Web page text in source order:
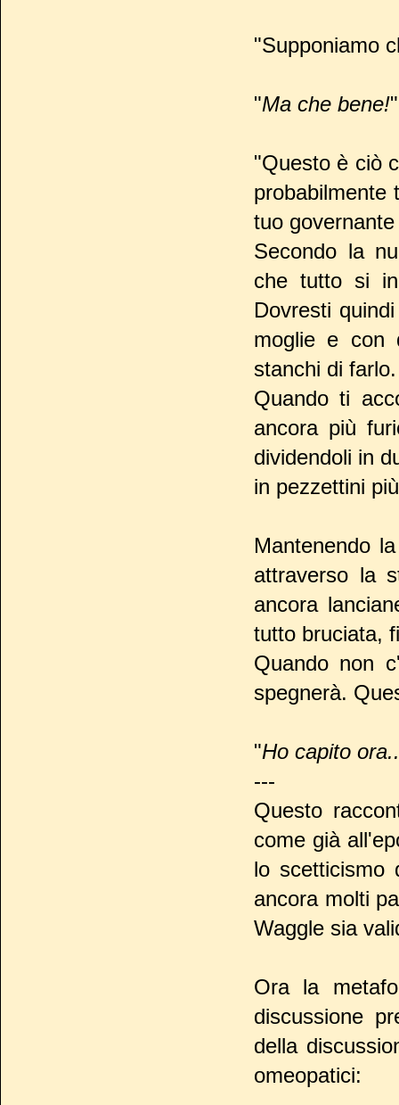
"Supponiamo
"Ma che bene!
"Questo è ciò
probabilmente
tuo
Secondo la
che tutto si
Dovresti
moglie e con
stanchi di farlo.
Quando ti
ancora più
dividendoli in
in pezzettini
Mantenendo
attraverso la
ancora
tutto bruciata,
Quando non
spegnerà.
"Ho capito
---
Questo
come già
lo scetticismo
ancora molti
Waggle sia
Ora la
discussione
della
omeopatici: